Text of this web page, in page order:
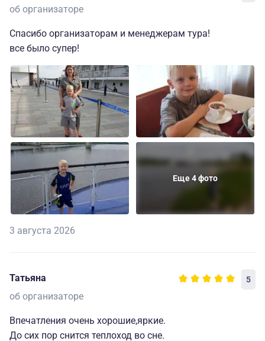
об организаторе
Спасибо организаторам и менеджерам тура!
все было супер!
Еще 4 фото
3 августа 2026
Татьяна 5
об организаторе
Впечатления очень хорошие,яркие.
До сих пор снится теплоход во сне.